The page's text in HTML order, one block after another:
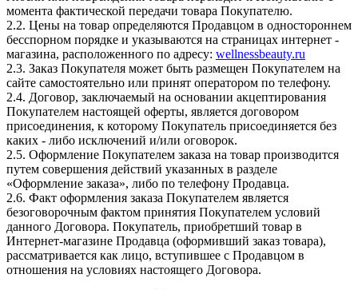
момента фактической передачи товара Покупателю.
2.2. Цены на товар определяются Продавцом в одностороннем
бесспорном порядке и указываются на страницах интернет -
магазина, расположенного по адресу: wellnessbeauty.ru
2.3. Заказ Покупателя может быть размещен Покупателем на
сайте самостоятельно или принят оператором по телефону.
2.4. Договор, заключаемый на основании акцептирования
Покупателем настоящей оферты, является договором
присоединения, к которому Покупатель присоединяется без
каких - либо исключений и/или оговорок.
2.5. Оформление Покупателем заказа на товар производится
путем совершения действий указанных в разделе
«Оформление заказа», либо по телефону Продавца.
2.6. Факт оформления заказа Покупателем является
безоговорочным фактом принятия Покупателем условий
данного Договора. Покупатель, приобретший товар в
Интернет-магазине Продавца (оформивший заказ товара),
рассматривается как лицо, вступившее с Продавцом в
отношения на условиях настоящего Договора.